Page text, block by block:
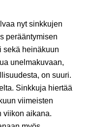
nyt sinkkujen
perääntymisen
sekä heinäkuun
unelmakuvaan,
on suuri.
Sinkkuja hiertää
viimeisten
viikon aikana.